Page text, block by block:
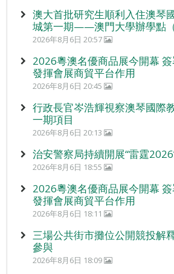
澳大首批研究生順利入住澳琴
城第一期——澳門大學辦學點（
2026年8月6日 20:57
2026粵澳名優商品展今開幕
發揮會展商貿平台作用
2026年8月6日 20:45
行政長官岑浩輝視察澳琴國際
一期項目
2026年8月6日 20:13
治安警察局持續開展“雷霆
2026年8月6日 18:55
2026粵澳名優商品展今開幕
發揮會展商貿平台作用
2026年8月6日 18:11
三場公共街市攤位公開競投解
參與
2026年8月6日 18:09